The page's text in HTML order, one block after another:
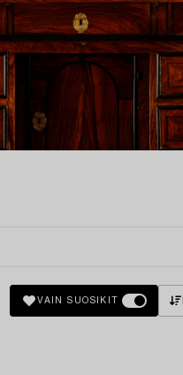
VAIN SUOSIKIT